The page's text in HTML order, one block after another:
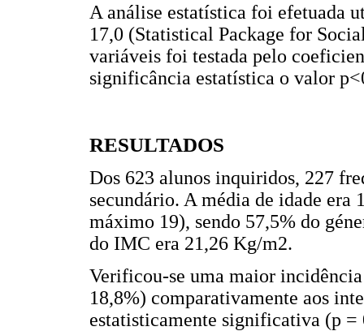
A análise estatística foi efetuada
17,0 (Statistical Package for
variáveis foi testada pelo
significância estatística o valor
RESULTADOS
Dos 623 alunos inquiridos, 227
secundário. A média de idade era
máximo 19), sendo 57,5% do
do IMC era 21,26 Kg/m2.
Verificou-se uma maior incidência
18,8%) comparativamente aos
estatisticamente significativa (p =